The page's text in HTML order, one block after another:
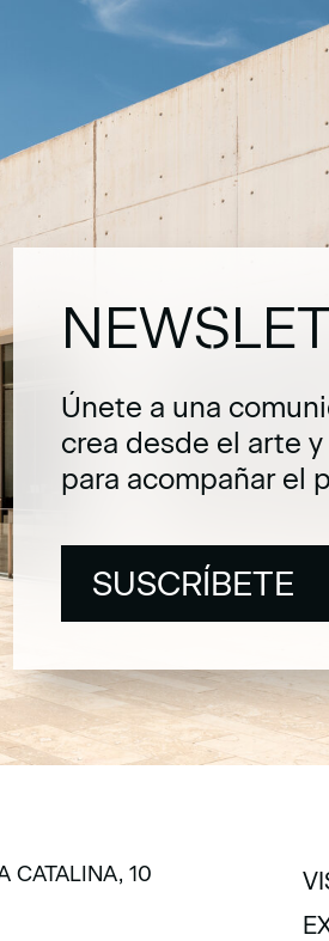
Únete a una
crea desde el arte
para acompañar el
SUSCRÍBETE
CATALINA, 10